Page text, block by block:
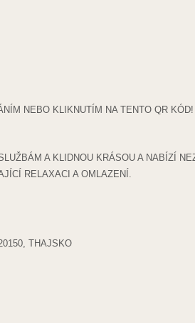
NEBO KLIKNUTÍM NA TENTO QR KÓD!
A KLIDNOU KRÁSOU A NABÍZÍ
RELAXACI A OMLAZENÍ.
THAJSKO